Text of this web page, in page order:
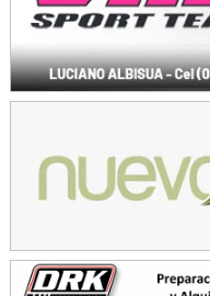
NORESTE SANTAFESINO - F6
Ciudad de Avellaneda (Asfalto)
Avellaneda (Santa Fe)
Rufino (Santa Fe)
TUCUMANO - F5